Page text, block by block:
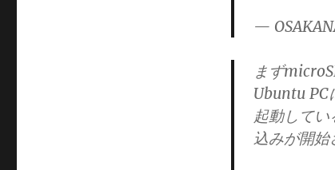
—
まず
Ubuntu PC
起動して
込みが開始